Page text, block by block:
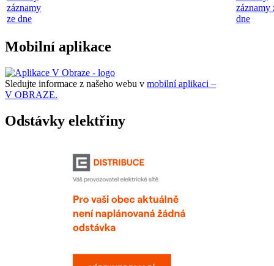
záznamy
ze dne
záznamy
dne
Mobilní aplikace
Sledujte informace z našeho webu v mobilní aplikaci –
V OBRAZE.
Odstávky elektřiny